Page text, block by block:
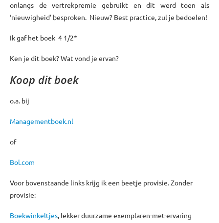
onlangs de vertrekpremie gebruikt en dit werd toen als
‘nieuwigheid’ besproken. Nieuw? Best practice, zul je bedoelen!
Ik gaf het boek 4 1/2*
Ken je dit boek? Wat vond je ervan?
Koop dit boek
o.a. bij
Managementboek.nl
of
Bol.com
Voor bovenstaande links krijg ik een beetje provisie. Zonder
provisie:
Boekwinkeltjes, lekker duurzame exemplaren-met-ervaring